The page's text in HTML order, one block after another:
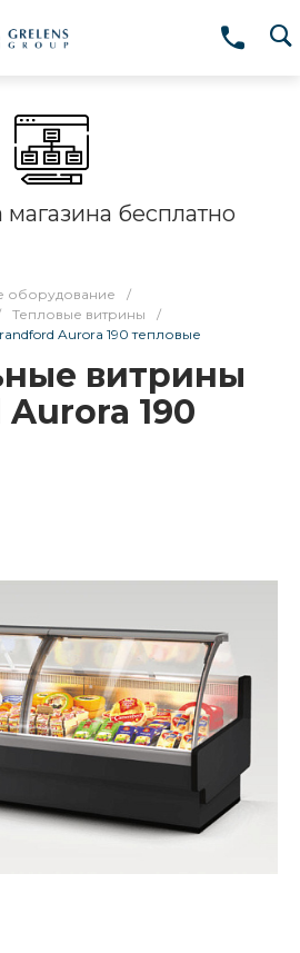
бесплатно
оборудование
/
Тепловые витрины
/
Aurora 190 тепловые
витрины
190